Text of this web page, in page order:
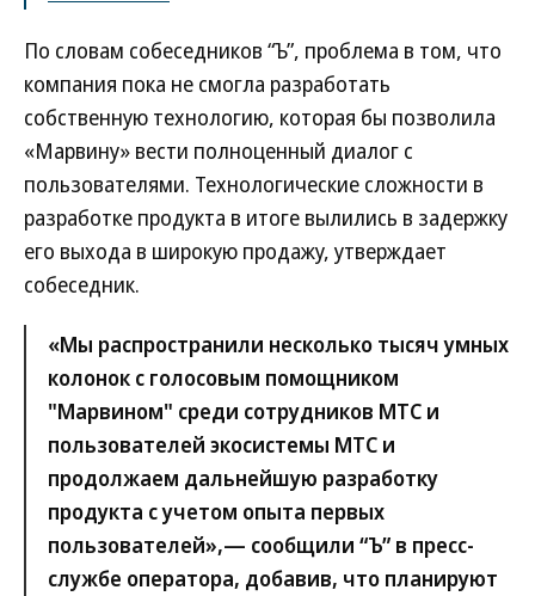
По словам собеседников “Ъ”, проблема в том, что
компания пока не смогла разработать
собственную технологию, которая бы позволила
«Марвину» вести полноценный диалог с
пользователями. Технологические сложности в
разработке продукта в итоге вылились в задержку
его выхода в широкую продажу, утверждает
собеседник.
«Мы распространили несколько тысяч умных
колонок с голосовым помощником
"Марвином" среди сотрудников МТС и
пользователей экосистемы МТС и
продолжаем дальнейшую разработку
продукта с учетом опыта первых
пользователей»,— сообщили “Ъ” в пресс-
службе оператора, добавив, что планируют